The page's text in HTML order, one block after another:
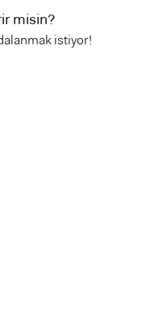
misin?
istiyor!